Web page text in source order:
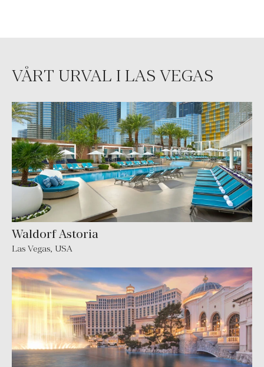
VÅRT URVAL I LAS VEGAS
Waldorf Astoria
Las Vegas, USA